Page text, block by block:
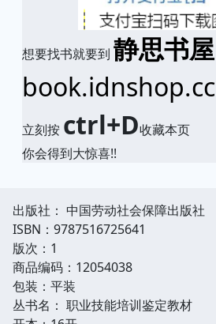
想要找书就要到 静思书屋
book.idnshop.cc
立刻按 ctrl+D收藏本页
你会得到大惊喜!!
出版社： 中国劳动社会保障出版社
ISBN：9787516725641
版次：1
商品编码：12054038
包装：平装
丛书名： 职业技能培训鉴定教材